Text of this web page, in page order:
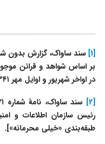
[1] سند ساواک، گزارش بدون
بر اساس شواهد و قرائن
در اواخر شهریور و اوایل مهر ۱۳۴۱ تهیه و تدوین شده است.
[2]
رئیس سازمان اطلاعات و
طبقه‌بندی «خیلی محرمانه»].